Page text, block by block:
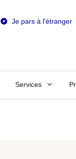
Je pars à l'étranger
Services